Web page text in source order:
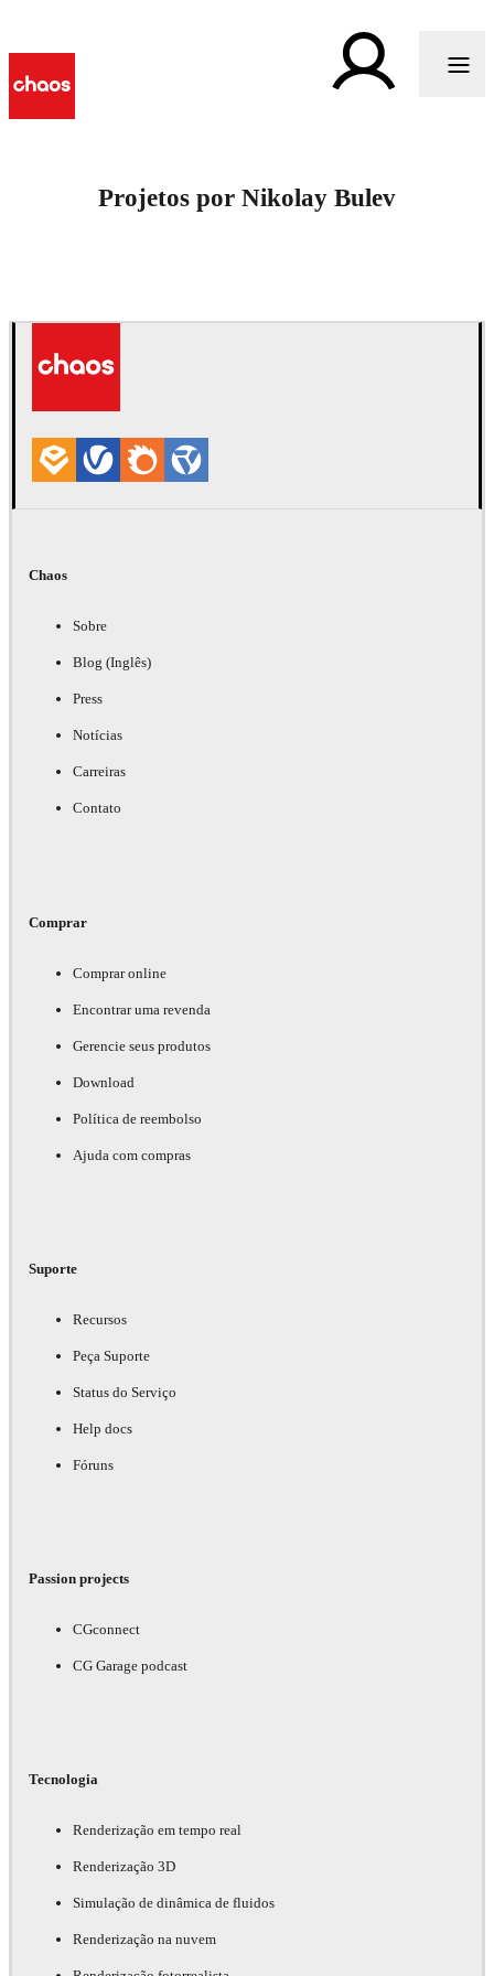
Projetos por Nikolay Bulev
Chaos
Sobre
Blog (Inglês)
Press
Notícias
Carreiras
Contato
Comprar
Comprar online
Encontrar uma revenda
Gerencie seus produtos
Download
Política de reembolso
Ajuda com compras
Suporte
Recursos
Peça Suporte
Status do Serviço
Help docs
Fóruns
Passion projects
CGconnect
CG Garage podcast
Tecnologia
Renderização em tempo real
Renderização 3D
Simulação de dinâmica de fluidos
Renderização na nuvem